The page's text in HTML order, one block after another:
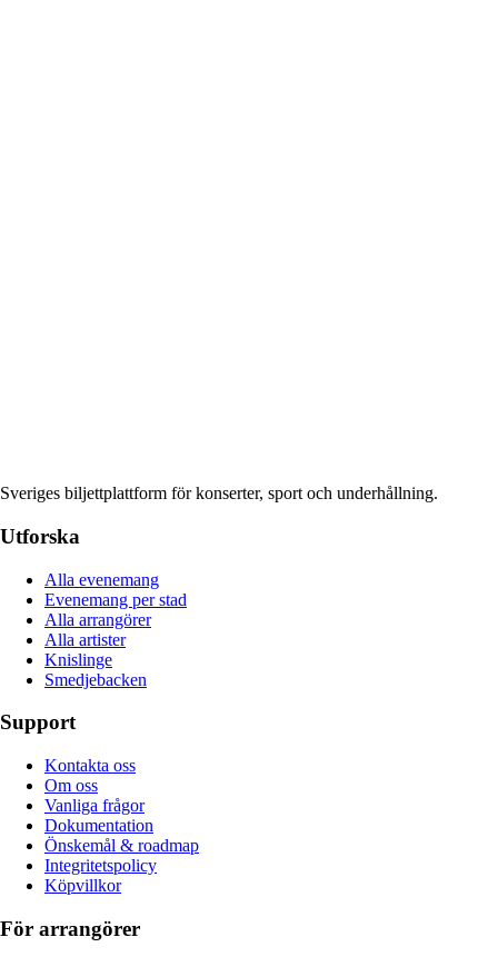
Sveriges biljettplattform för konserter, sport och underhållning.
Utforska
Alla evenemang
Evenemang per stad
Alla arrangörer
Alla artister
Knislinge
Smedjebacken
Support
Kontakta oss
Om oss
Vanliga frågor
Dokumentation
Önskemål & roadmap
Integritetspolicy
Köpvillkor
För arrangörer